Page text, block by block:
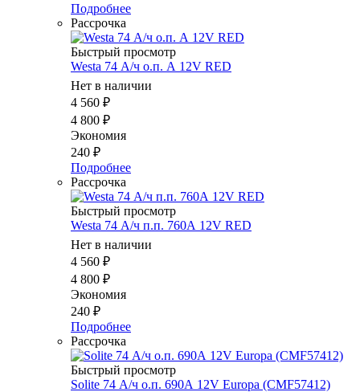
Подробнее
Рассрочка
Быстрый просмотр
Westa 74 А/ч о.п. А 12V RED
Нет в наличии
4 560 ₽
4 800 ₽
Экономия
240 ₽
Подробнее
Рассрочка
Быстрый просмотр
Westa 74 А/ч п.п. 760А 12V RED
Нет в наличии
4 560 ₽
4 800 ₽
Экономия
240 ₽
Подробнее
Рассрочка
Быстрый просмотр
Solite 74 А/ч о.п. 690А 12V Europa (CMF57412)